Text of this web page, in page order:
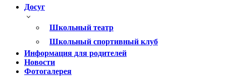
Досуг
Школьный театр
Школьный спортивный клуб
Информация для родителей
Новости
Фотогалерея